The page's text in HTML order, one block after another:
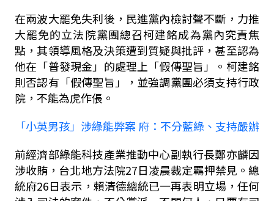
在兩波大罷免失利後，民進黨內檢討聲不斷，力推
大罷免的立法院黨團總召柯建銘成為黨內究責焦
點，其領導風格及決策遭到質疑與批評，甚至認為
他在「普發現金」的處理上「假傳聖旨」。柯建銘
則否認有「假傳聖旨」，並強調黨團必須支持行政
院，不能為虎作倀。
「小英男孩」涉綠能弊案 府：不分藍綠、支持嚴辦
前經濟部綠能科技產業推動中心副執行長鄭亦麟因
涉收賄， 台北地方法院27日凌晨裁定羈押禁見。總
統府26日表示，賴清德總統已一再表明立場，任何